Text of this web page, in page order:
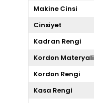
Makine Cinsi
Cinsiyet
Kadran Rengi
Kordon Materyali
Kordon Rengi
Kasa Rengi